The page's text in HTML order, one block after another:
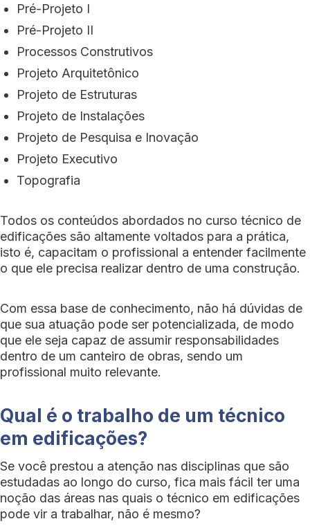
Pré-Projeto I
Pré-Projeto II
Processos Construtivos
Projeto Arquitetônico
Projeto de Estruturas
Projeto de Instalações
Projeto de Pesquisa e Inovação
Projeto Executivo
Topografia
Todos os conteúdos abordados no curso técnico de
edificações são altamente voltados para a prática,
isto é, capacitam o profissional a entender facilmente
o que ele precisa realizar dentro de uma construção.
Com essa base de conhecimento, não há dúvidas de
que sua atuação pode ser potencializada, de modo
que ele seja capaz de assumir responsabilidades
dentro de um canteiro de obras, sendo um
profissional muito relevante.
Qual é o trabalho de um técnico
em edificações?
Se você prestou a atenção nas disciplinas que são
estudadas ao longo do curso, fica mais fácil ter uma
noção das áreas nas quais o técnico em edificações
pode vir a trabalhar, não é mesmo?